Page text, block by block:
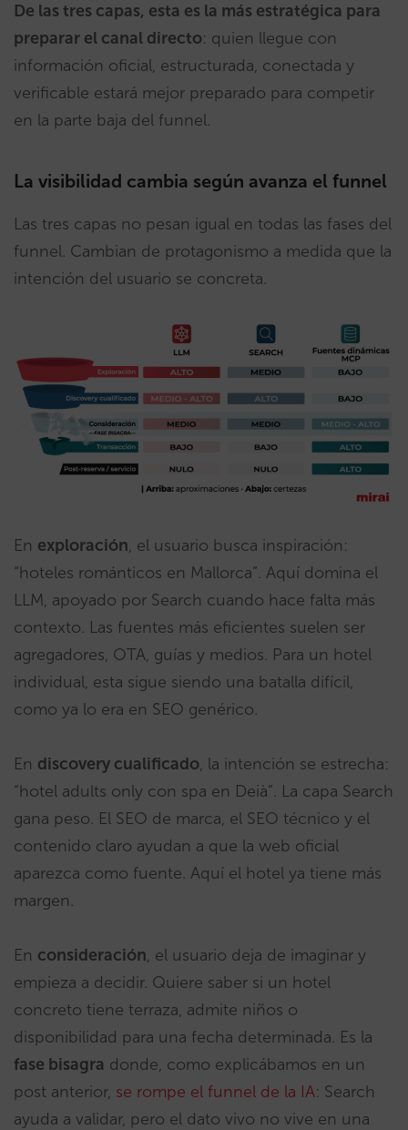
De las tres capas, esta es la más estratégica para
preparar el canal directo: quien llegue con
información oficial, estructurada, conectada y
verificable estará mejor preparado para competir
en la parte baja del funnel.
La visibilidad cambia según avanza el funnel
Las tres capas no pesan igual en todas las fases del
funnel. Cambian de protagonismo a medida que la
intención del usuario se concreta.
En exploración, el usuario busca inspiración:
“hoteles románticos en Mallorca”. Aquí domina el
LLM, apoyado por Search cuando hace falta más
contexto. Las fuentes más eficientes suelen ser
agregadores, OTA, guías y medios. Para un hotel
individual, esta sigue siendo una batalla difícil,
como ya lo era en SEO genérico.
En discovery cualificado, la intención se estrecha:
“hotel adults only con spa en Deià”. La capa Search
gana peso. El SEO de marca, el SEO técnico y el
contenido claro ayudan a que la web oficial
aparezca como fuente. Aquí el hotel ya tiene más
margen.
En consideración, el usuario deja de imaginar y
empieza a decidir. Quiere saber si un hotel
concreto tiene terraza, admite niños o
disponibilidad para una fecha determinada. Es la
fase bisagra donde, como explicábamos en un
post anterior, se rompe el funnel de la IA: Search
ayuda a validar, pero el dato vivo no vive en una